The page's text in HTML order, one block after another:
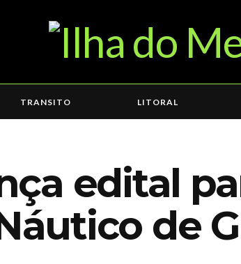
TRANSITO LITORAL
edital
de